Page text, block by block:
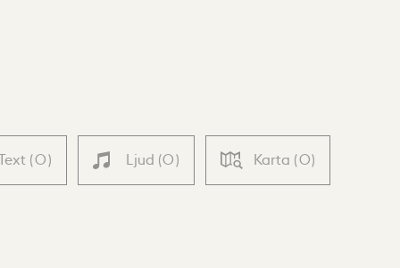
(0) Ljud (0) Karta (0)